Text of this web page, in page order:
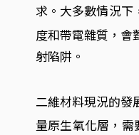
求。大多數情況下
度和帶電雜質，會
射陷阱。
二維材料現況的發
量原生氧化層，需